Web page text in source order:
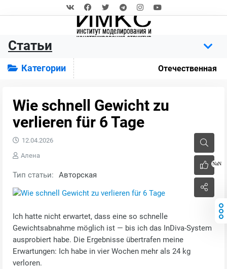
Статьи
Категории Отечественная
Wie schnell Gewicht zu
verlieren für 6 Tage
NaN
12.04.2026
Алена
Тип статьи: Авторская
Ich hatte nicht erwartet, dass eine so schnelle
Gewichtsabnahme möglich ist — bis ich das InDiva‑System
ausprobiert habe. Die Ergebnisse übertrafen meine
Erwartungen: Ich habe in vier Wochen mehr als 24 kg
verloren.